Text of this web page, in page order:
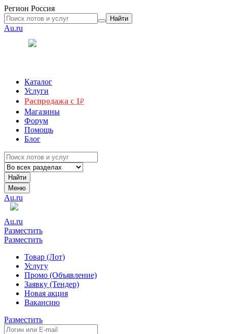
Регион Россия
Найти
Au.ru
Каталог
Услуги
Распродажа с 1₽
Магазины
Форум
Помощь
Блог
Найти
Меню
Au.ru
Au.ru
Разместить
Разместить
Товар (Лот)
Услугу
Промо (Объявление)
Заявку (Тендер)
Новая акция
Вакансию
Разместить